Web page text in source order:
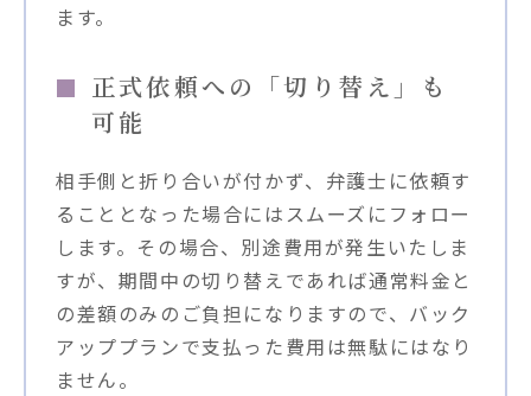
ます。
正式依頼への「切り替え」も
可能
相手側と折り合いが付かず、弁護士に依頼す
ることとなった場合にはスムーズにフォロー
します。その場合、別途費用が発生いたしま
すが、期間中の切り替えであれば通常料金と
の差額のみのご負担になりますので、バック
アッププランで支払った費用は無駄にはなり
ません。